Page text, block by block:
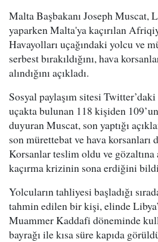
Malta Başbakanı Joseph Muscat,
yaparken Malta'ya kaçırılan
Havayolları uçağındaki yolcu ve
serbest bırakıldığını, hava
alındığını açıkladı.
Sosyal paylaşım sitesi
uçakta bulunan 118 kişiden
duyuran Muscat, son yaptığı
son mürettebat ve hava korsanları
Korsanlar teslim oldu ve gözaltına
kaçırma krizinin sona erdiğini
Yolcuların tahliyesi başladığı
tahmin edilen bir kişi, elinde
Muammer Kaddafi döneminde
bayrağı ile kısa süre kapıda